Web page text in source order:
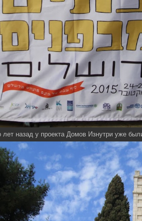
лет назад у проекта Домов Изнутри уже